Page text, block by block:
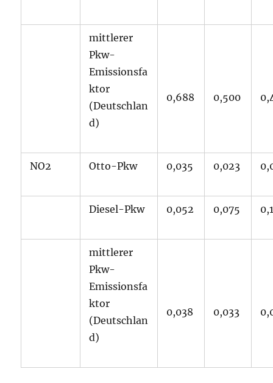
mittlerer
Pkw-
Emissionsfa
ktor
(Deutschlan
d)
0,688 0,500
NO2 Otto-Pkw 0,035 0,023
Diesel-Pkw 0,052 0,075
mittlerer
Pkw-
Emissionsfa
ktor
(Deutschlan
d)
0,038 0,033